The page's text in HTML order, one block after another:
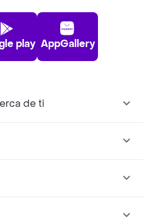
play AppGallery
de ti